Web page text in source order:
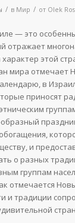
/ в Мир / от Olek
— это
отражает
этой
мира отмечает
в
приносят
и
о разных
группам
отмечается
и традиции